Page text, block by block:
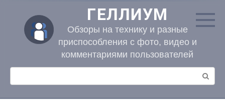
контенту
ГЕЛЛИУМ
Обзоры на технику и разные
приспособления с фото, видео и
комментариями пользователей
Поиск: